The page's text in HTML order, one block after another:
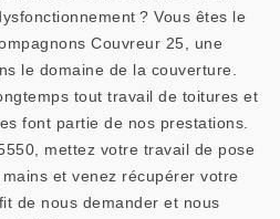
? Vous êtes le
Couvreur 25, une
le domaine de la couverture.
tout travail de toitures et
font partie de nos prestations.
mettez votre travail de pose
et venez récupérer votre
de nous demander et nous